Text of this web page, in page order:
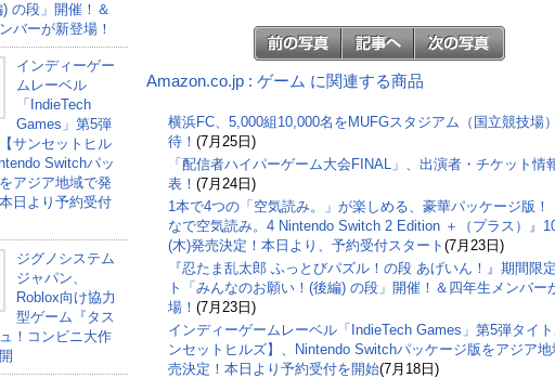
の段」開催！＆
バーが新登場！
インディーゲー
ムレーベル
「IndieTech
Games」第5弾
サンセットヒル
Switchパッ
アジア地域で発
日より予約受付
ジグノシステム
ジャパン、
Roblox向け協力
型ゲーム『タス
！コンビニ大作
Amazon.co.jp : ゲーム に関連する商品
横浜FC、5,000組10,000名をMUFGスタジアム（国立競技場
待！ (7月25日)
「配信者ハイパーゲーム大会FINAL」、出演者・チケット情
表！ (7月24日)
1本で4つの「空気読み。」が楽しめる、豪華パッケージ版！
なで空気読み。4 Nintendo Switch 2 Edition ＋（プラス）』
(木)発売決定！本日より、予約受付スタート (7月23日)
『忍たま乱太郎 ふっとびパズル！の段 あげいん！』期間限
ト「みんなのお願い！(後編) の段」開催！＆四年生メンバー
場！ (7月23日)
インディーゲームレーベル「IndieTech Games」第5弾タイ
ンセットヒルズ】、Nintendo Switchパッケージ版をアジア地
売決定！本日より予約受付を開始(7月18日)